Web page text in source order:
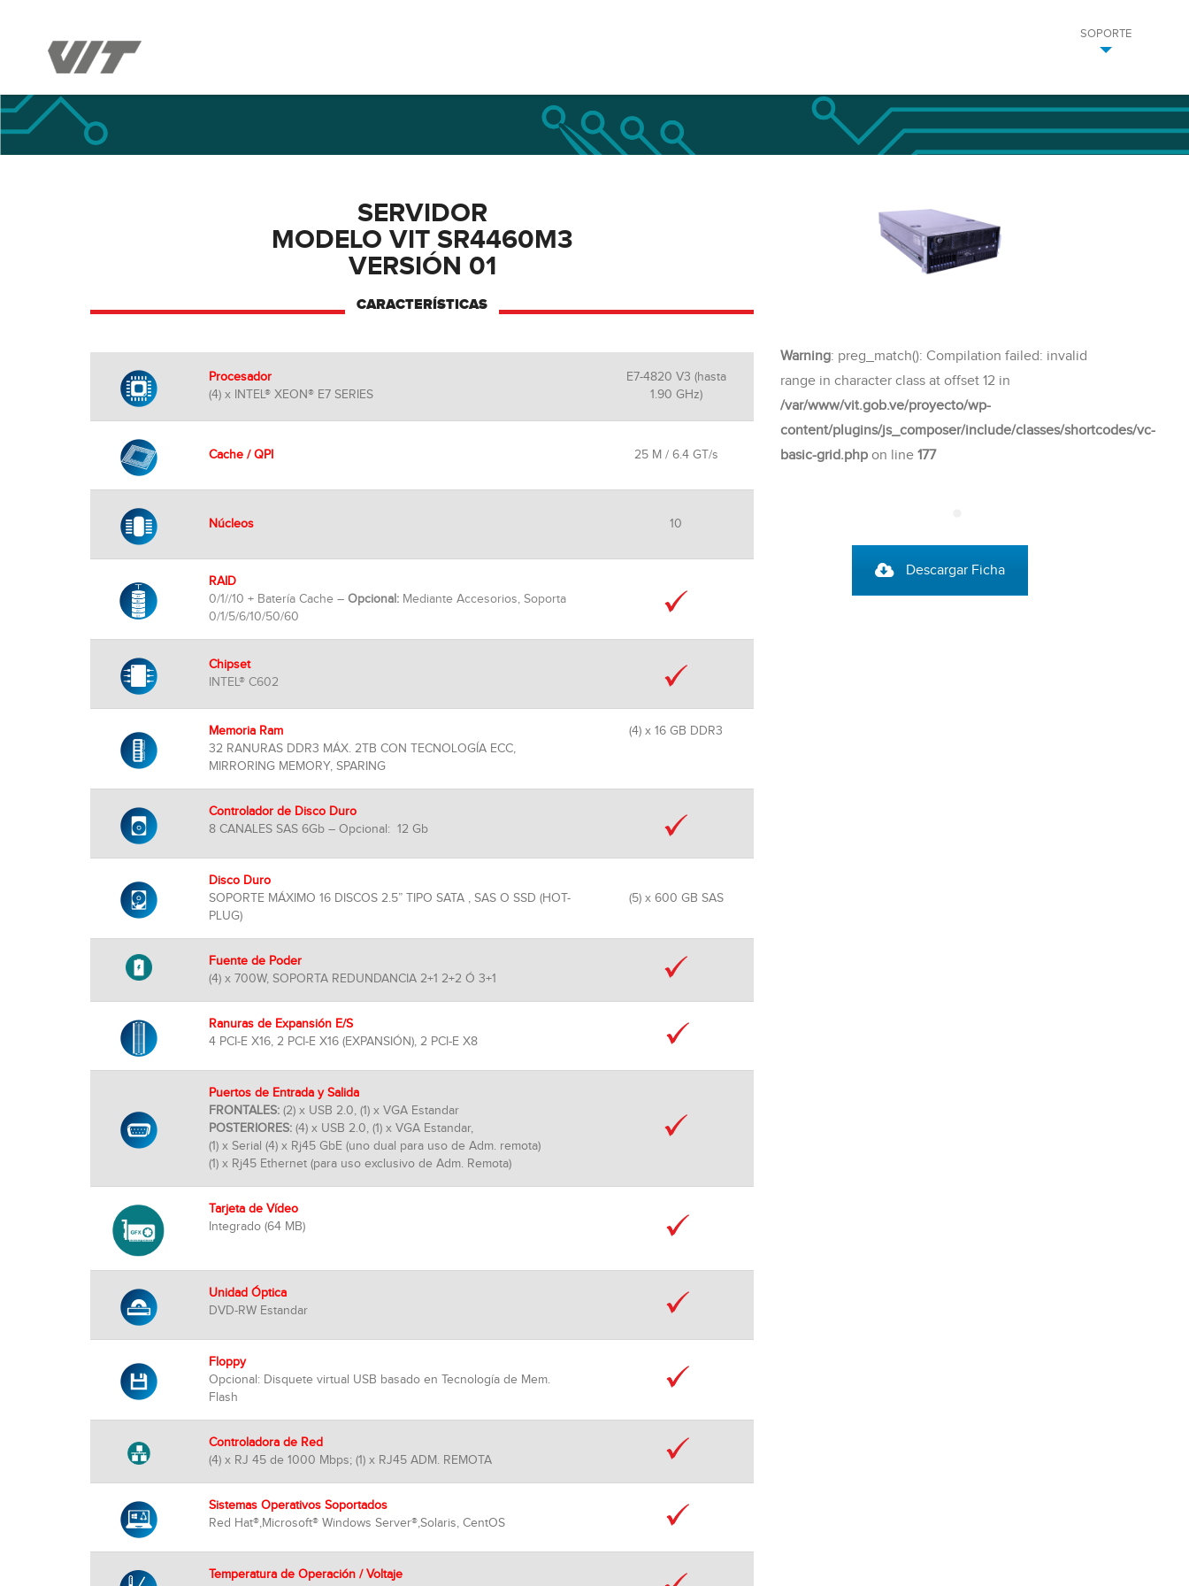
SOPORTE
SERVIDOR
MODELO VIT SR4460M3
VERSIÓN 01
CARACTERÍSTICAS
Procesador
(4) x INTEL® XEON® E7 SERIES
E7-4820 V3 (hasta
1.90 GHz)
Cache / QPI 25 M / 6.4 GT/s
Núcleos 10
RAID
0/1//10 + Batería Cache – Opcional: Mediante Accesorios, Soporta
0/1/5/6/10/50/60
Chipset
INTEL® C602
Memoria Ram
32 RANURAS DDR3 MÁX. 2TB CON TECNOLOGÍA ECC,
MIRRORING MEMORY, SPARING
(4) x 16 GB DDR3
Controlador de Disco Duro
8 CANALES SAS 6Gb – Opcional: 12 Gb
Disco Duro
SOPORTE MÁXIMO 16 DISCOS 2.5” TIPO SATA , SAS O SSD (HOT-
PLUG)
(5) x 600 GB SAS
Fuente de Poder
(4) x 700W, SOPORTA REDUNDANCIA 2+1 2+2 Ó 3+1
Ranuras de Expansión E/S
4 PCI-E X16, 2 PCI-E X16 (EXPANSIÓN), 2 PCI-E X8
Puertos de Entrada y Salida
FRONTALES: (2) x USB 2.0, (1) x VGA Estandar
POSTERIORES: (4) x USB 2.0, (1) x VGA Estandar,
(1) x Serial (4) x Rj45 GbE (uno dual para uso de Adm. remota)
(1) x Rj45 Ethernet (para uso exclusivo de Adm. Remota)
Tarjeta de Vídeo
Integrado (64 MB)
Unidad Óptica
DVD-RW Estandar
Floppy
Opcional: Disquete virtual USB basado en Tecnología de Mem.
Flash
Controladora de Red
(4) x RJ 45 de 1000 Mbps; (1) x RJ45 ADM. REMOTA
Sistemas Operativos Soportados
Red Hat®,Microsoft® Windows Server®,Solaris, CentOS
Temperatura de Operación / Voltaje
Warning: preg_match(): Compilation failed: invalid
range in character class at offset 12 in
/var/www/vit.gob.ve/proyecto/wp-
content/plugins/js_composer/include/classes/shortcodes/vc-
basic-grid.php on line 177
Descargar Ficha